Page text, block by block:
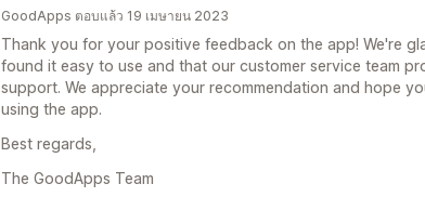
GoodApps ตอบแล้ว 19 เมษายน 2023
Thank you for your positive feedback on the app! We're
found it easy to use and that our customer service team
support. We appreciate your recommendation and hope
using the app.
Best regards,
The GoodApps Team